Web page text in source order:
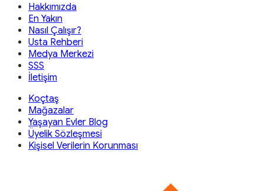
Hakkımızda
En Yakın
Nasıl Çalışır?
Usta Rehberi
Medya Merkezi
SSS
İletişim
Koçtaş
Mağazalar
Yaşayan Evler Blog
Üyelik Sözleşmesi
Kişisel Verilerin Korunması